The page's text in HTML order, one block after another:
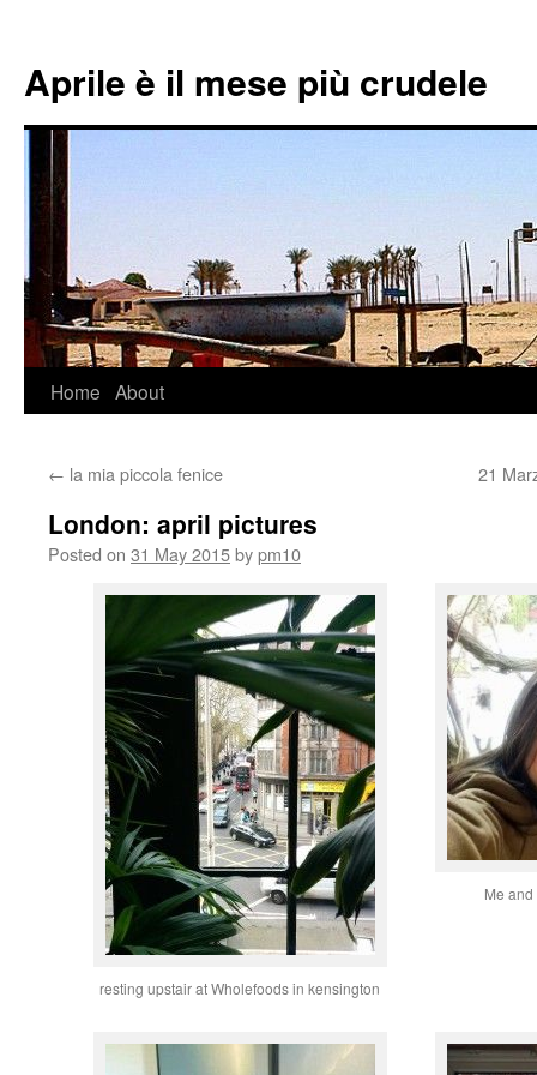
Aprile è il mese più crudele
Skip
content
Home About
← la mia piccola fenice 21
London: april pictures
Posted on 31 May 2015bypm10
resting upstair at Wholefoods in kensington
Me